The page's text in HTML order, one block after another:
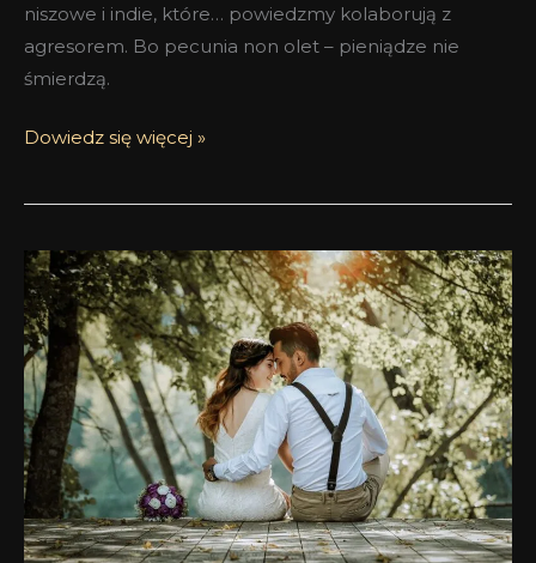
niszowe i indie, które… powiedzmy kolaborują z
agresorem. Bo pecunia non olet – pieniądze nie
śmierdzą.
Dowiedz się więcej »
Jakie
perfumy
na
ślub?